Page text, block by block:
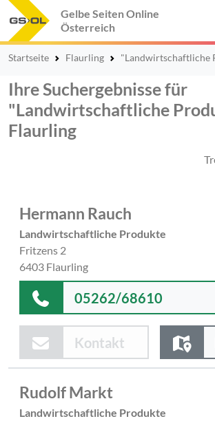
Gelbe Seiten Online
Österreich
Startseite Flaurling "Landwirtschaftliche
Ihre Suchergebnisse für
"Landwirtschaftliche
Flaurling
Hermann Rauch
Landwirtschaftliche Produkte
Fritzens 2
6403 Flaurling
05262/68610
Kontakt
Rudolf Markt
Landwirtschaftliche Produkte